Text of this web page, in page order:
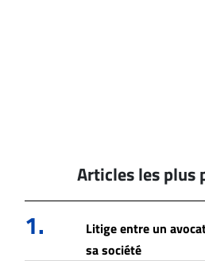
Articles les plus
1.
Litige entre un
sa société